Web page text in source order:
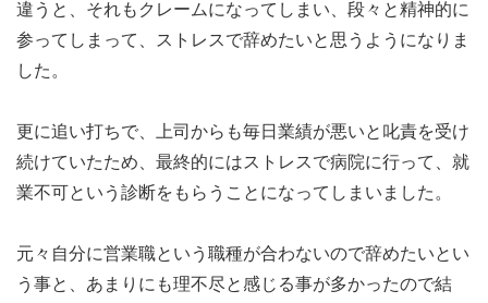
違うと、それもクレームになってしまい、段々と精神的に
参ってしまって、ストレスで辞めたいと思うようになりま
した。
更に追い打ちで、上司からも毎日業績が悪いと叱責を受け
続けていたため、最終的にはストレスで病院に行って、就
業不可という診断をもらうことになってしまいました。
元々自分に営業職という職種が合わないので辞めたいとい
う事と、あまりにも理不尽と感じる事が多かったので結